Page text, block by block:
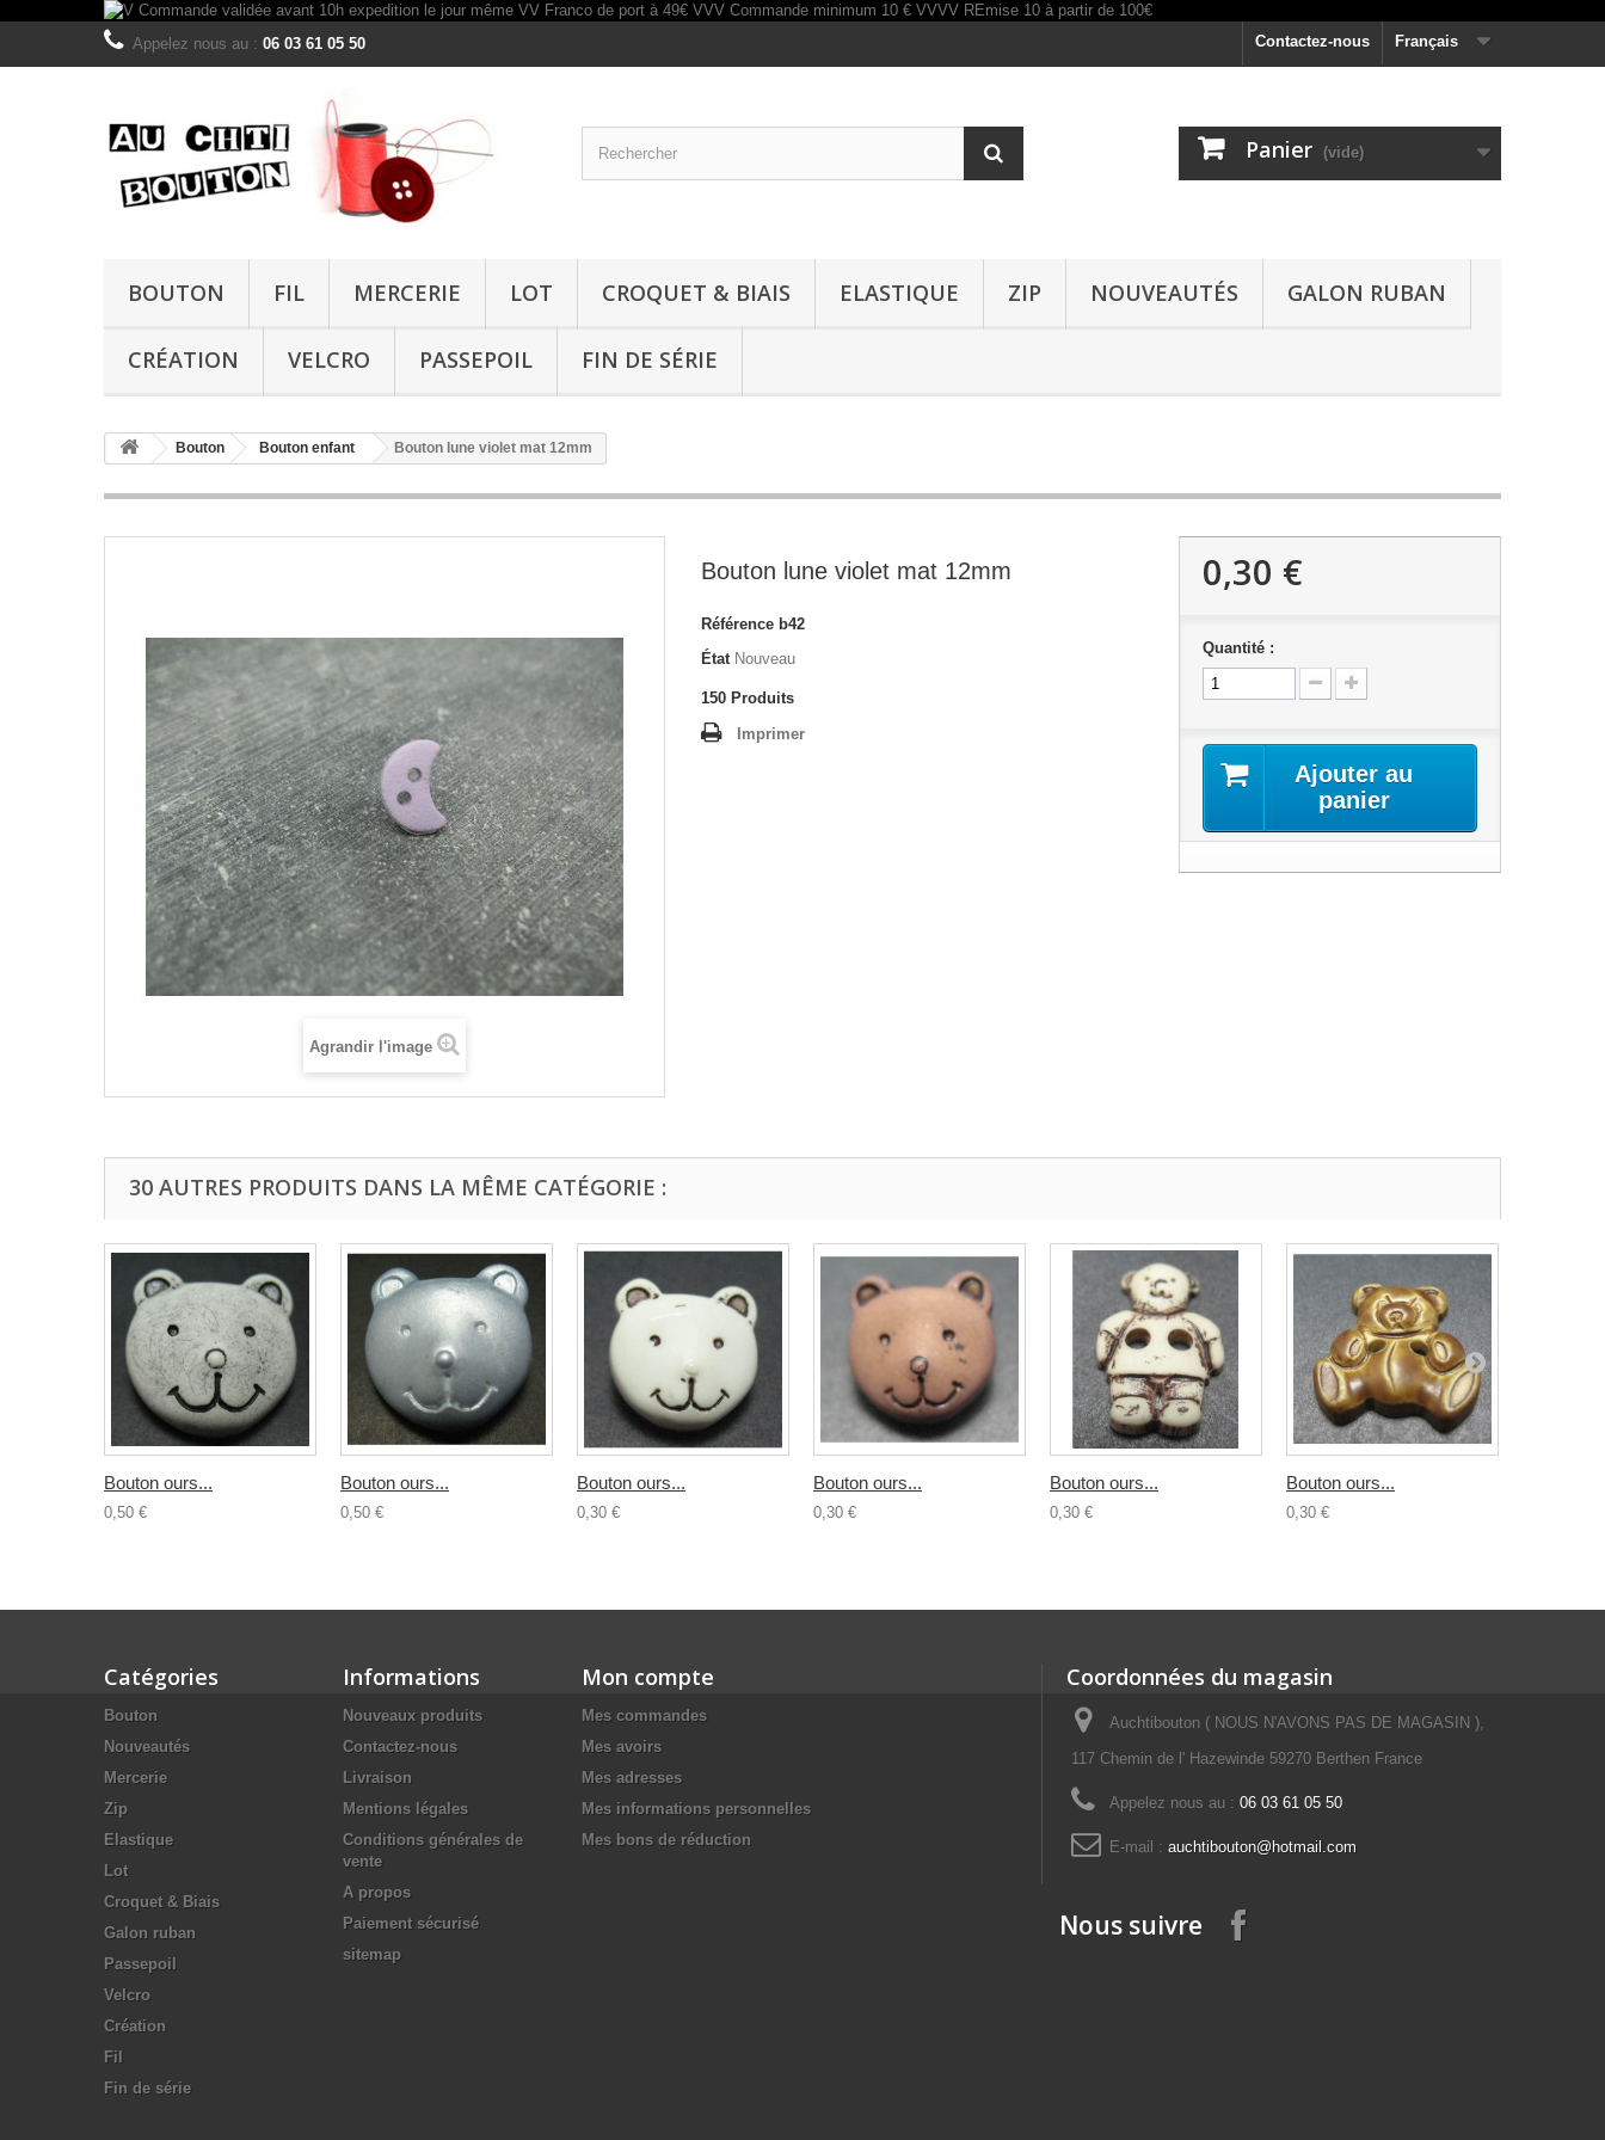
Français
Contactez-nous
Appelez nous au : 06 03 61 05 50
Panier (vide)
BOUTON FIL MERCERIE LOT CROQUET & BIAIS ELASTIQUE ZIP NOUVEAUTÉS GALON RUBAN
CRÉATION VELCRO PASSEPOIL FIN DE SÉRIE
Bouton Bouton enfant Bouton lune violet mat 12mm
Agrandir l'image
Bouton lune violet mat 12mm
Référence b42
État Nouveau
150 Produits
Imprimer
0,30 €
Quantité :
Ajouter au
panier
30 AUTRES PRODUITS DANS LA MÊME CATÉGORIE :
Bouton ours...
0,50 €
Bouton ours...
0,50 €
Bouton ours...
0,30 €
Bouton ours...
0,30 €
Bouton ours...
0,30 €
Bouton ours...
0,30 €
Catégories
Bouton
Nouveautés
Mercerie
Zip
Elastique
Lot
Croquet & Biais
Galon ruban
Passepoil
Velcro
Création
Fil
Fin de série
Informations
Nouveaux produits
Contactez-nous
Livraison
Mentions légales
Conditions générales de
vente
A propos
Paiement sécurisé
sitemap
Mon compte
Mes commandes
Mes avoirs
Mes adresses
Mes informations personnelles
Mes bons de réduction
Coordonnées du magasin
Auchtibouton ( NOUS N'AVONS PAS DE MAGASIN ),
117 Chemin de l' Hazewinde 59270 Berthen France
Appelez nous au : 06 03 61 05 50
E-mail : auchtibouton@hotmail.com
Nous suivre